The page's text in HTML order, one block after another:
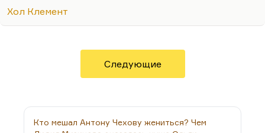
роман производственный. Я думаю, что любая
путешествие (не обязательно экстремальный
опыт, экстремальный опыт бывает иногда вреден
— множество пар распадаются в процессе),
двое смотрят друг на друга по известной
формуле, а…
Хол Клемент
Следующие
Кто мешал Антону Чехову жениться? Чем